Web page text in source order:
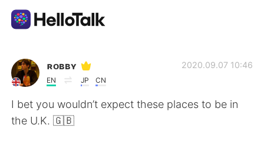
แอปแลกเปลี่ยนทางภาษา
AI Grammar Checker
ไทย
ʀᴏʙʙʏ
EN JP CN
2020.09.07 10:46
I bet you wouldn’t expect these places to be in
the U.K. 🇬🇧